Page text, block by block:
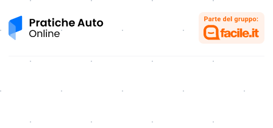
Pratiche Auto Online